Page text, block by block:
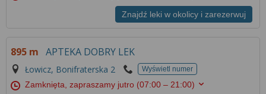
Znajdź leki w okolicy i zarezerwuj
895 m APTEKA DOBRY LEK
Łowicz, Bonifraterska 2 Wyświetl numer
Zamknięta, zapraszamy jutro (07:00 – 21:00)